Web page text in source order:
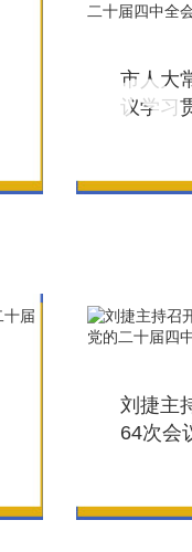
市人大
议学习
刘捷主
64次会